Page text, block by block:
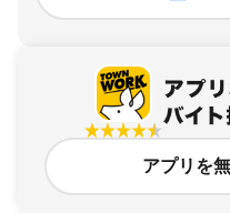
アプリを